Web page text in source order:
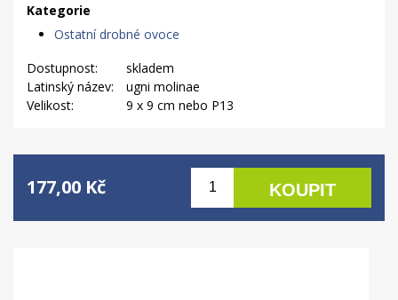
Kategorie
Ostatní drobné ovoce
Dostupnost:
skladem
Latinský název:
ugni molinae
Velikost:
9 x 9 cm nebo P13
177,00 Kč